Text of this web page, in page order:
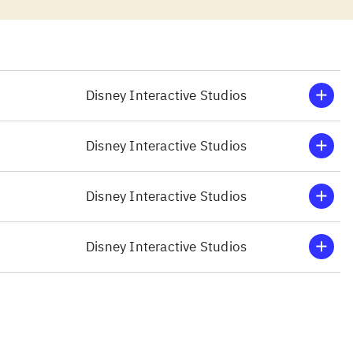
kan
som
desuden
yngste.
Disney Interactive Studios
Disney Interactive Studios
Disney Interactive Studios
Disney Interactive Studios